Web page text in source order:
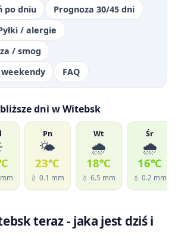
po dniu
Prognoza 30/45 dni
/ alergie
/ smog
weekendy
FAQ
dni w Witebsk
Pn
🌤️
23℃
💧 0.1 mm
Wt
🌧️
18℃
💧 6.5 mm
Śr
🌧️
16℃
💧 0.2 mm
teraz - jaka jest dziś i